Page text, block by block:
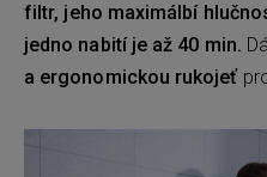
filtr, jeho maximálbí
jedno nabití je až 40 min.
a ergonomickou rukojeť